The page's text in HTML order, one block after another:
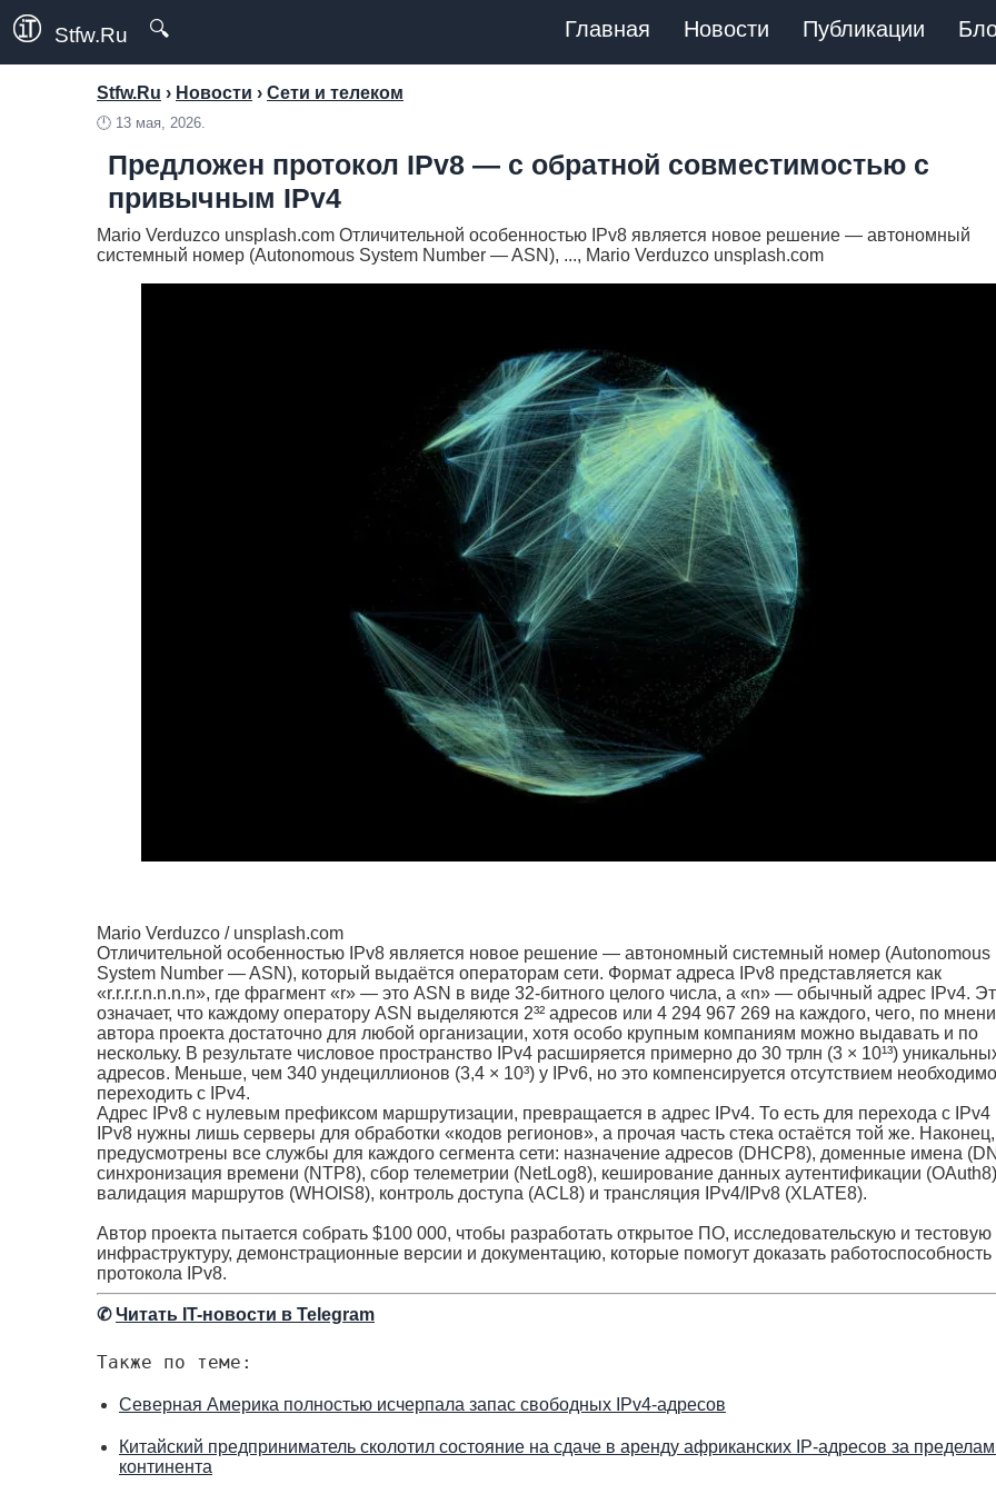
Stfw.Ru 🔍 Главная Новости Публикации
Stfw.Ru › Новости › Сети и телеком
🕛 13 мая, 2026.
Предложен протокол IPv8 — с обратной совместимостью с
привычным IPv4
Mario Verduzco unsplash.com Отличительной особенностью IPv8 является новое решение — автономный
системный номер (Autonomous System Number — ASN), ..., Mario Verduzco unsplash.com
Mario Verduzco / unsplash.com
Отличительной особенностью IPv8 является новое решение — автономный системный номер (Autonomous
System Number — ASN), который выдаётся операторам сети. Формат адреса IPv8 представляется как
«r.r.r.r.n.n.n.n», где фрагмент «r» — это ASN в виде 32-битного целого числа, а «n» — обычный адрес IPv4.
означает, что каждому оператору ASN выделяются 2³² адресов или 4 294 967 269 на каждого, чего, по
автора проекта достаточно для любой организации, хотя особо крупным компаниям можно выдавать и по
нескольку. В результате числовое пространство IPv4 расширяется примерно до 30 трлн (3 × 10¹³)
адресов. Меньше, чем 340 ундециллионов (3,4 × 10³) у IPv6, но это компенсируется отсутствием
переходить с IPv4.
Адрес IPv8 с нулевым префиксом маршрутизации, превращается в адрес IPv4. То есть для перехода с IPv4
IPv8 нужны лишь серверы для обработки «кодов регионов», а прочая часть стека остаётся той же. Наконец,
предусмотрены все службы для каждого сегмента сети: назначение адресов (DHCP8), доменные имена
синхронизация времени (NTP8), сбор телеметрии (NetLog8), кеширование данных аутентификации
валидация маршрутов (WHOIS8), контроль доступа (ACL8) и трансляция IPv4/IPv8 (XLATE8).
Автор проекта пытается собрать $100 000, чтобы разработать открытое ПО, исследовательскую и тестовую
инфраструктуру, демонстрационные версии и документацию, которые помогут доказать работоспособность
протокола IPv8.
✆Читать IT-новости в Telegram
Также по теме:
Северная Америка полностью исчерпала запас свободных IPv4-адресов
Китайский предприниматель сколотил состояние на сдаче в аренду африканских IP-адресов за
континента